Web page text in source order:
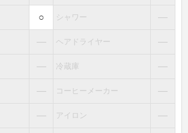
○ シャワー ―
― ヘアドライヤー ―
― 冷蔵庫 ―
― コーヒーメーカー ―
― アイロン ―